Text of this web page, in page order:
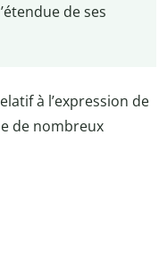
de ses
à l’expression de
de nombreux